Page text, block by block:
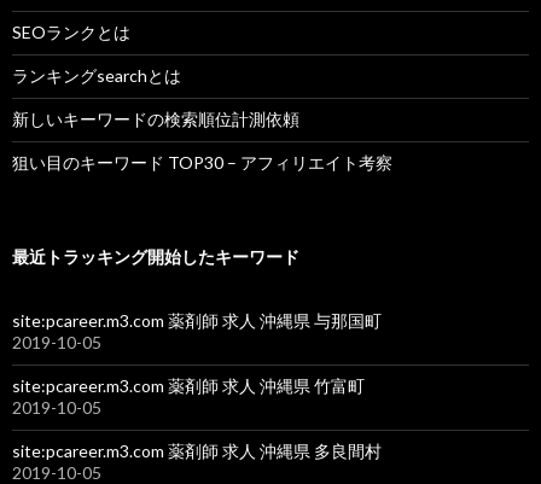
SEOランクとは
ランキングsearchとは
新しいキーワードの検索順位計測依頼
狙い目のキーワード TOP30 – アフィリエイト考察
最近トラッキング開始したキーワード
site:pcareer.m3.com 薬剤師 求人 沖縄県 与那国町
2019-10-05
site:pcareer.m3.com 薬剤師 求人 沖縄県 竹富町
2019-10-05
site:pcareer.m3.com 薬剤師 求人 沖縄県 多良間村
2019-10-05